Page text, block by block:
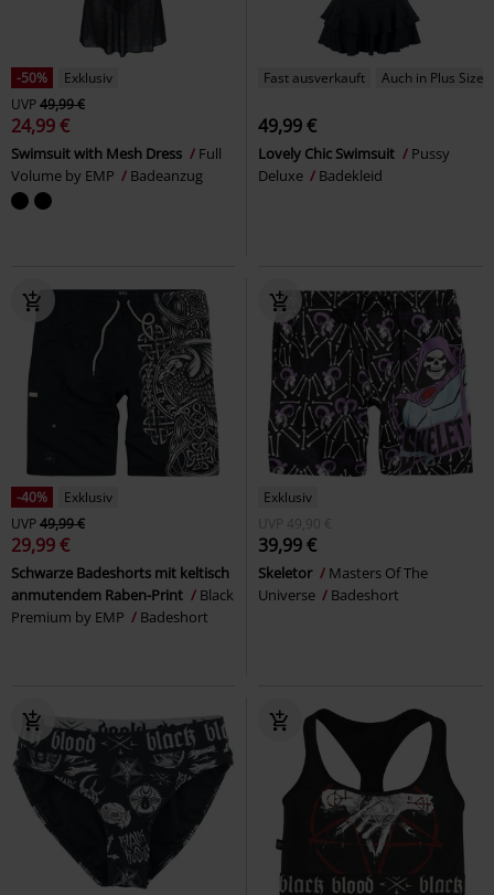
-50%
Exklusiv
UVP49,99 €
24,99 €
Swimsuit with Mesh Dress
Full
Volume by EMP
Badeanzug
Fast ausverkauft Auch in Plus Size
49,99 €
Lovely Chic Swimsuit
Pussy
Deluxe
Badekleid
-40%
Exklusiv
UVP49,99 €
29,99 €
Schwarze Badeshorts mit keltisch
anmutendem Raben-Print
Black
Premium by EMP
Badeshort
Exklusiv
UVP
49,90 €
39,99 €
Skeletor
Masters Of The
Universe
Badeshort